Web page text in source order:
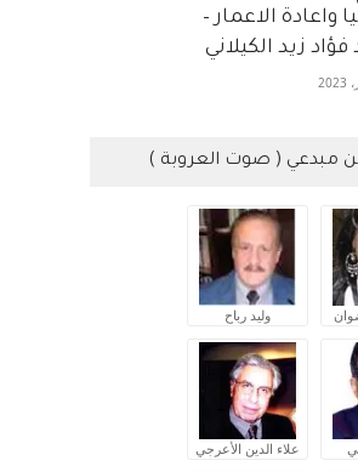
واعادة الاعمار –
زيد الكيلاني
مبدعي ( صوت العروبة )
وليد رباح
علاء الدين الأعرجي